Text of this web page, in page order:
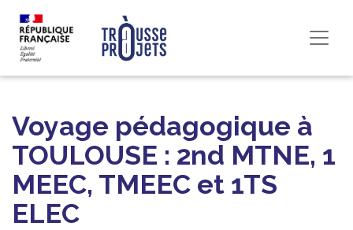
Voyage pédagogique à
TOULOUSE : 2nd MTNE, 1
MEEC, TMEEC et 1TS
ELEC